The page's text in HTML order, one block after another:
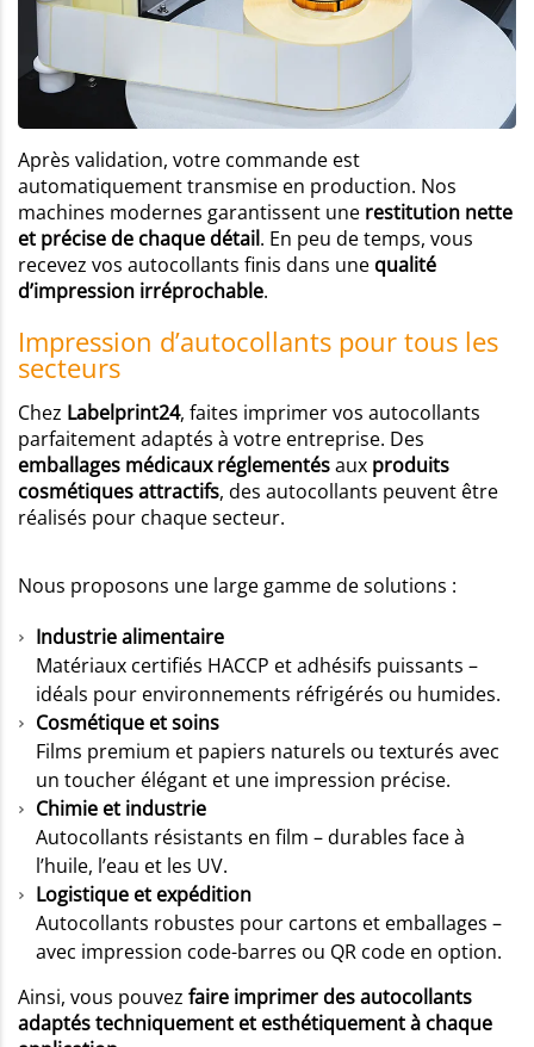
Après validation, votre commande est
automatiquement transmise en production. Nos
machines modernes garantissent une restitution nette
et précise de chaque détail. En peu de temps, vous
recevez vos autocollants finis dans une qualité
d’impression irréprochable.
Impression d’autocollants pour tous les
secteurs
Chez Labelprint24, faites imprimer vos autocollants
parfaitement adaptés à votre entreprise. Des
emballages médicaux réglementésaux produits
cosmétiques attractifs, des autocollants peuvent être
réalisés pour chaque secteur.
Nous proposons une large gamme de solutions :
Industrie alimentaire
Matériaux certifiés HACCP et adhésifs puissants –
idéals pour environnements réfrigérés ou humides.
Cosmétique et soins
Films premium et papiers naturels ou texturés avec
un toucher élégant et une impression précise.
Chimie et industrie
Autocollants résistants en film – durables face à
l’huile, l’eau et les UV.
Logistique et expédition
Autocollants robustes pour cartons et emballages –
avec impression code-barres ou QR code en option.
Ainsi, vous pouvez faire imprimer des autocollants
adaptés techniquement et esthétiquement à chaque